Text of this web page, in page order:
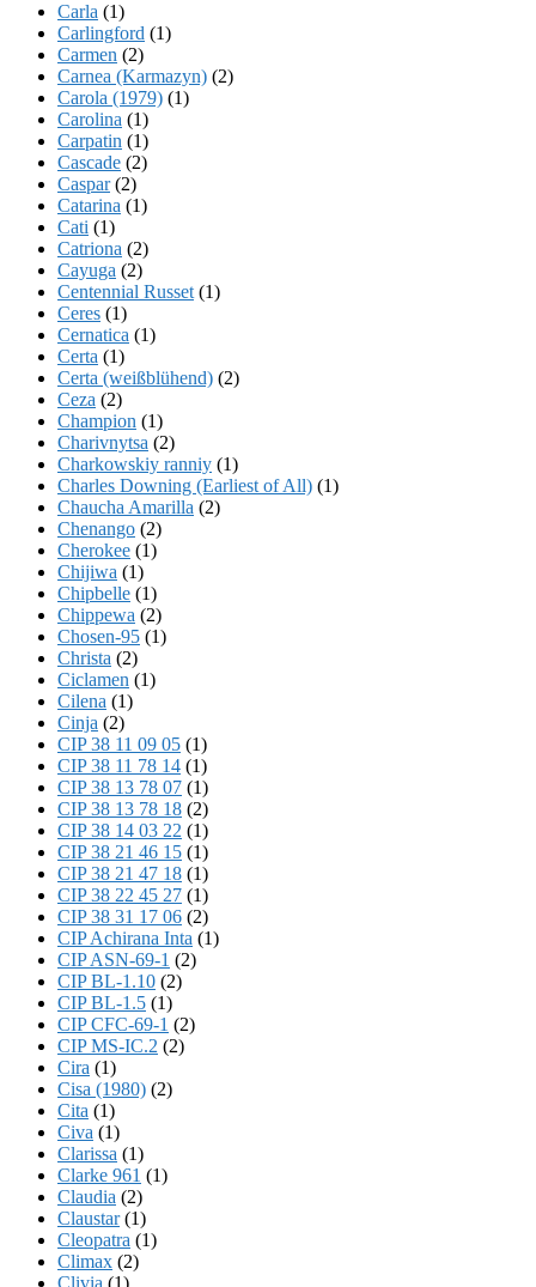
Carla (1)
Carlingford (1)
Carmen (2)
Carnea (Karmazyn) (2)
Carola (1979) (1)
Carolina (1)
Carpatin (1)
Cascade (2)
Caspar(2)
Catarina (1)
Cati (1)
Catriona (2)
Cayuga (2)
Centennial Russet (1)
Ceres (1)
Cernatica (1)
Certa (1)
Certa (weißblühend) (2)
Ceza (2)
Champion (1)
Charivnytsa (2)
Charkowskiy ranniy (1)
Charles Downing (Earliest of All) (1)
Chaucha Amarilla (2)
Chenango (2)
Cherokee (1)
Chijiwa (1)
Chipbelle (1)
Chippewa (2)
Chosen-95 (1)
Christa (2)
Ciclamen (1)
Cilena (1)
Cinja (2)
CIP 38 11 09 05 (1)
CIP 38 11 78 14 (1)
CIP 38 13 78 07 (1)
CIP 38 13 78 18 (2)
CIP 38 14 03 22 (1)
CIP 38 21 46 15 (1)
CIP 38 21 47 18 (1)
CIP 38 22 45 27 (1)
CIP 38 31 17 06 (2)
CIP Achirana Inta (1)
CIP ASN-69-1 (2)
CIP BL-1.10 (2)
CIP BL-1.5 (1)
CIP CFC-69-1 (2)
CIP MS-IC.2 (2)
Cira (1)
Cisa (1980) (2)
Cita (1)
Civa (1)
Clarissa (1)
Clarke 961 (1)
Claudia (2)
Claustar(1)
Cleopatra (1)
Climax (2)
Clivia (1)